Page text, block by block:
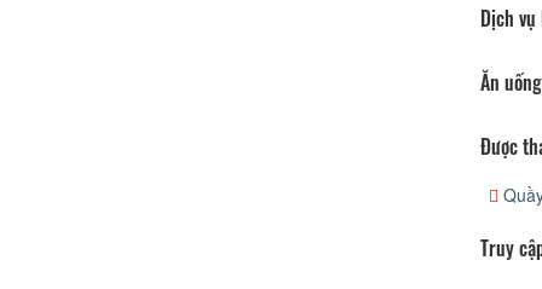
Dịch
Ăn uống
Được
Truy